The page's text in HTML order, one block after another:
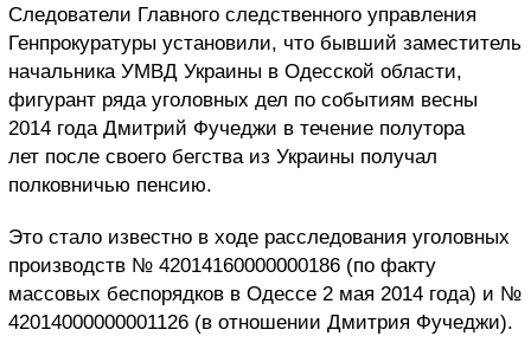
Следователи Главного следственного управления
Генпрокуратуры установили, что бывший заместитель
начальника УМВД Украины в Одесской области,
фигурант ряда уголовных дел по событиям весны
2014 года Дмитрий Фучеджи в течение полутора
лет после своего бегства из Украины получал
полковничью пенсию.
Это стало известно в ходе расследования уголовных
производств № 42014160000000186 (по факту
массовых беспорядков в Одессе 2 мая 2014 года) и №
42014000000001126 (в отношении Дмитрия Фучеджи).